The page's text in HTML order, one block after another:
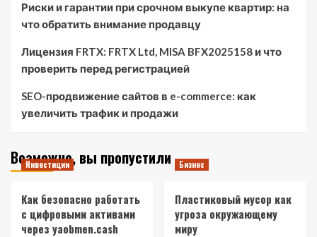
Риски и гарантии при срочном выкупе квартир: на
что обратить внимание продавцу
Лицензия FRTX: FRTX Ltd, MISA BFX2025158 и что
проверить перед регистрацией
SEO-продвижение сайтов в e-commerce: как
увеличить трафик и продажи
Возможно, вы пропустили
Инвестиции
Как безопасно работать
с цифровыми активами
через yaobmen.cash
Бизнес
Пластиковый мусор как
угроза окружающему
миру